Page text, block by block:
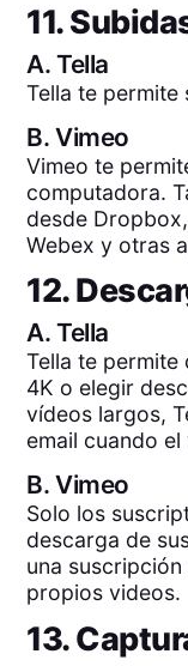
11.
A.Tella
Tella te
B.Vimeo
Vimeo te
computadora.
desde
Webex y otras
12.
A.Tella
Tella te
4K o elegir
vídeos largos,
email cuando
B.Vimeo
Solo los
descarga de
una
propios videos.
13.